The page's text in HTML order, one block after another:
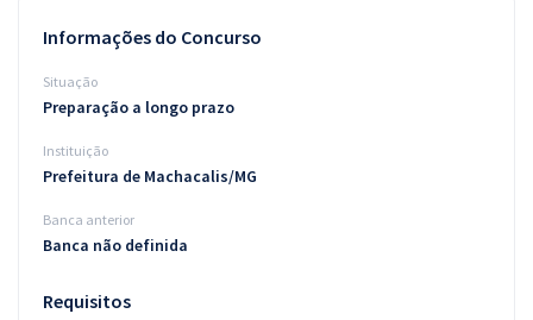
Conteúdo gratuito
Informações do Concurso
Situação
Preparação a longo prazo
Instituição
Prefeitura de Machacalis/MG
Banca anterior
Banca não definida
Requisitos